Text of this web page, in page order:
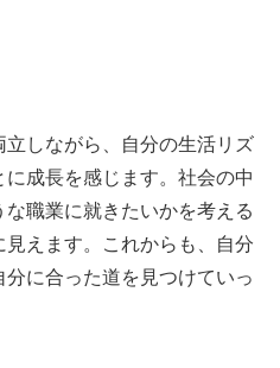
立しながら、自分の生活リズ
成長を感じます。社会の中
職業に就きたいかを考える
えます。これからも、自分
に合った道を見つけていっ